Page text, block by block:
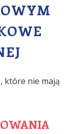
które nie mają